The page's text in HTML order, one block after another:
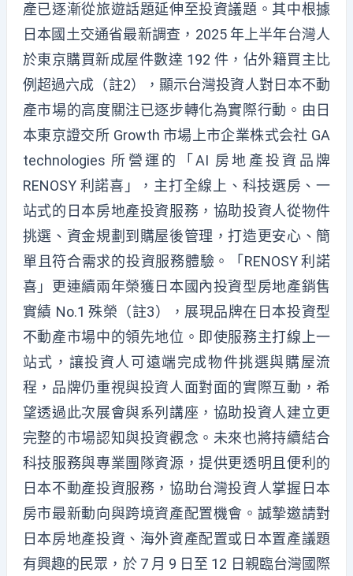
產已逐漸從旅遊話題延伸至投資議題。其中根據
日本國土交通省最新調查，2025 年上半年台灣人
於東京購買新成屋件數達 192 件，佔外籍買主比
例超過六成（註2），顯示台灣投資人對日本不動
產市場的高度關注已逐步轉化為實際行動。由日
本東京證交所 Growth 市場上市企業株式会社 GA
technologies 所營運的「AI 房地產投資品牌
RENOSY 利諾喜」，主打全線上、科技選房、一
站式的日本房地產投資服務，協助投資人從物件
挑選、資金規劃到購屋後管理，打造更安心、簡
單且符合需求的投資服務體驗。「RENOSY 利諾
喜」更連續兩年榮獲日本國內投資型房地產銷售
實績 No.1 殊榮（註3），展現品牌在日本投資型
不動產市場中的領先地位。即使服務主打線上一
站式，讓投資人可遠端完成物件挑選與購屋流
程，品牌仍重視與投資人面對面的實際互動，希
望透過此次展會與系列講座，協助投資人建立更
完整的市場認知與投資觀念。未來也將持續結合
科技服務與專業團隊資源，提供更透明且便利的
日本不動產投資服務，協助台灣投資人掌握日本
房市最新動向與跨境資產配置機會。誠摯邀請對
日本房地產投資、海外資產配置或日本置產議題
有興趣的民眾，於 7 月 9 日至 12 日親臨台灣國際